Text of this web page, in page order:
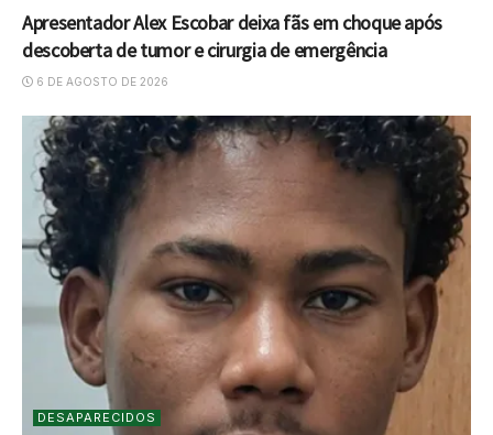
Apresentador Alex Escobar deixa fãs em choque após
descoberta de tumor e cirurgia de emergência
6 DE AGOSTO DE 2026
DESAPARECIDOS